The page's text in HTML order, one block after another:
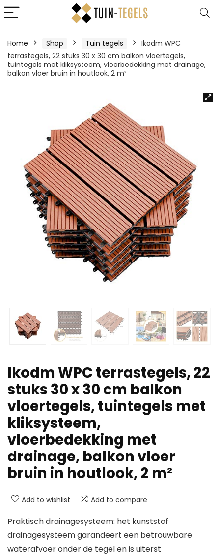
Home Shop Tuin tegels
Ikodm WPC
terrastegels, 22 stuks 30 x 30 cm balkon vloertegels,
tuintegels met kliksysteem, vloerbedekking met drainage,
balkon vloer bruin in houtlook, 2 m²
Ikodm WPC terrastegels, 22
stuks 30 x 30 cm balkon
vloertegels, tuintegels met
kliksysteem,
vloerbedekking met
drainage, balkon vloer
bruin in houtlook, 2 m²
Add to wishlist Add to compare
Praktisch drainagesysteem: het kunststof
drainagesysteem garandeert een betrouwbare
waterafvoer onder de tegel en is uiterst